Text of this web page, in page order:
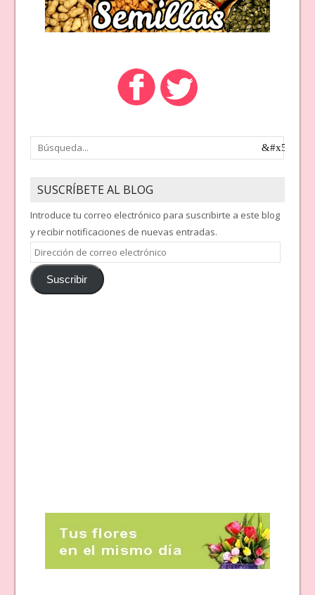
SUSCRÍBETE AL BLOG
Introduce tu correo electrónico para suscribirte a este blog
y recibir notificaciones de nuevas entradas.
Dirección
de
correoSuscribir